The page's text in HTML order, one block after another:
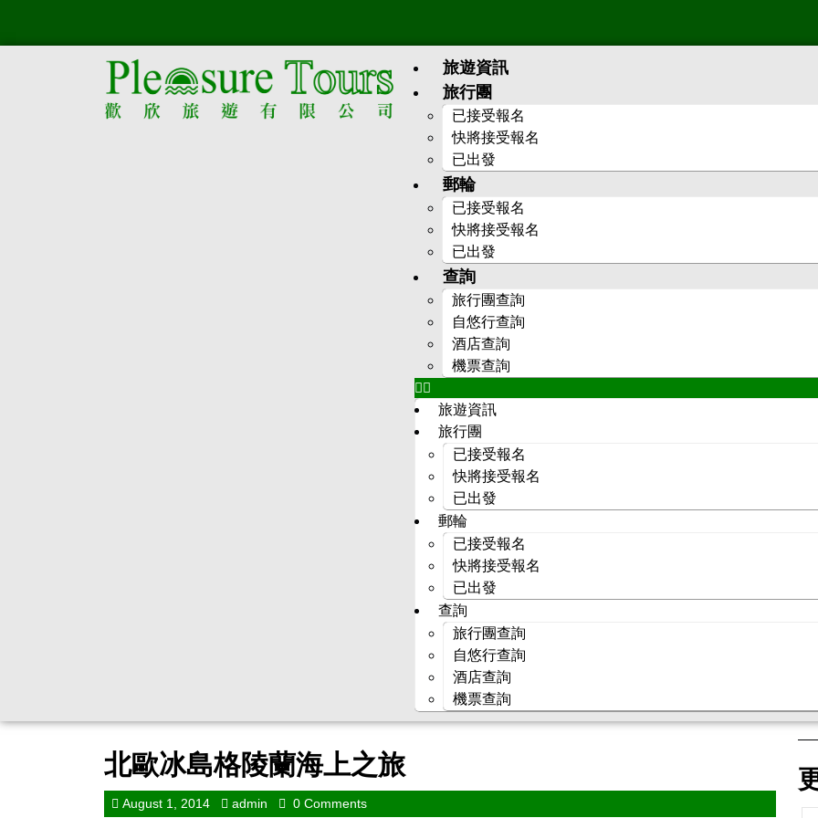
旅遊資訊
旅行團
已接受報名
快將接受報名
已出發
郵輪
已接受報名
快將接受報名
已出發
查詢
旅行團查詢
自悠行查詢
酒店查詢
機票查詢
旅遊資訊
旅行團
已接受報名
快將接受報名
已出發
郵輪
已接受報名
快將接受報名
已出發
查詢
旅行團查詢
自悠行查詢
酒店查詢
機票查詢
北歐冰島格陵蘭海上之旅
August 1, 2014 admin 0 Comments